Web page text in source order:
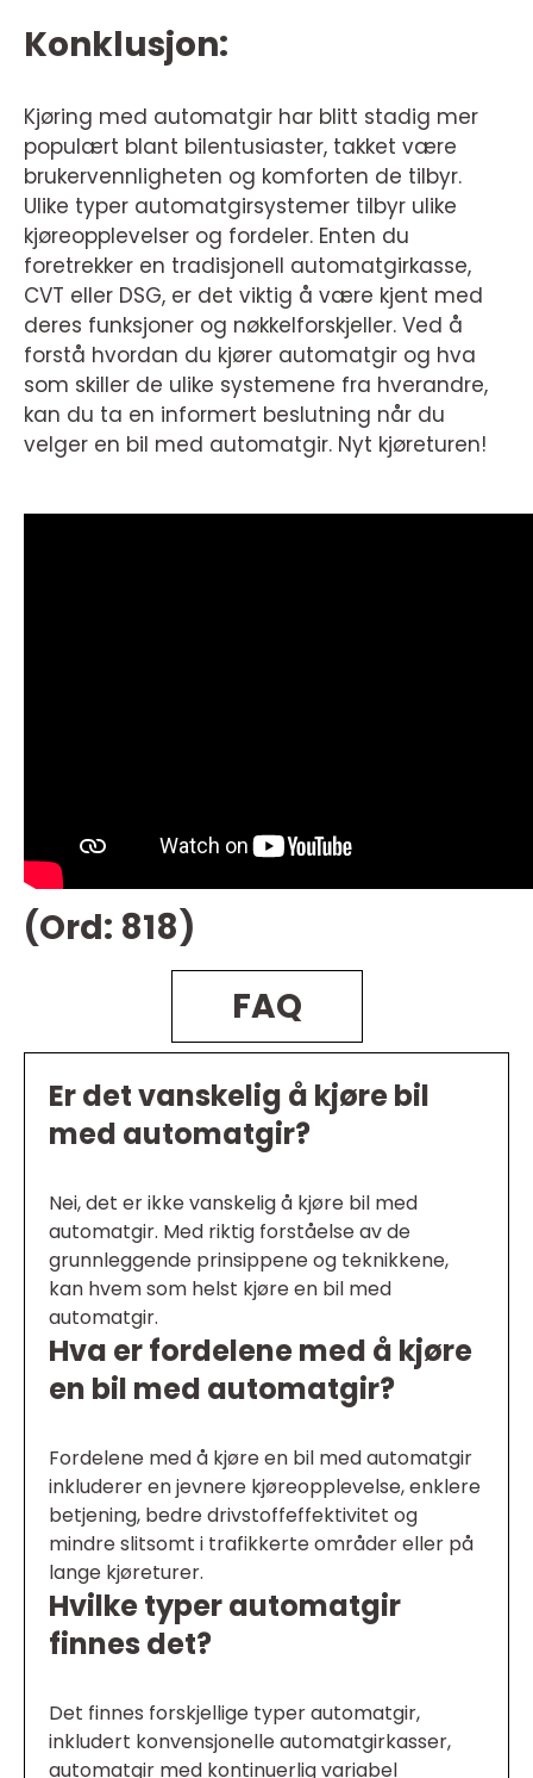
Konklusjon:
Kjøring med automatgir har blitt stadig mer
populært blant bilentusiaster, takket være
brukervennligheten og komforten de tilbyr.
Ulike typer automatgirsystemer tilbyr ulike
kjøreopplevelser og fordeler. Enten du
foretrekker en tradisjonell automatgirkasse,
CVT eller DSG, er det viktig å være kjent med
deres funksjoner og nøkkelforskjeller. Ved å
forstå hvordan du kjører automatgir og hva
som skiller de ulike systemene fra hverandre,
kan du ta en informert beslutning når du
velger en bil med automatgir. Nyt kjøreturen!
(Ord: 818)
FAQ
Er det vanskelig å kjøre bil
med automatgir?
Nei, det er ikke vanskelig å kjøre bil med
automatgir. Med riktig forståelse av de
grunnleggende prinsippene og teknikkene,
kan hvem som helst kjøre en bil med
automatgir.
Hva er fordelene med å kjøre
en bil med automatgir?
Fordelene med å kjøre en bil med automatgir
inkluderer en jevnere kjøreopplevelse, enklere
betjening, bedre drivstoffeffektivitet og
mindre slitsomt i trafikkerte områder eller på
lange kjøreturer.
Hvilke typer automatgir
finnes det?
Det finnes forskjellige typer automatgir,
inkludert konvensjonelle automatgirkasser,
automatgir med kontinuerlig variabel